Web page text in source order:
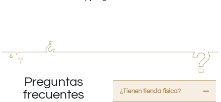
Preguntas
frecuentes
¿Tienen tienda fisica?